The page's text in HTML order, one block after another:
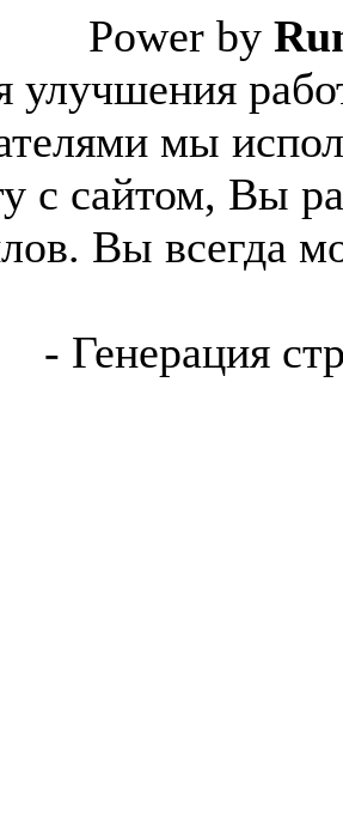
Power by
улучшения
мы
с сайтом, Вы
Вы всегда
- Генерация